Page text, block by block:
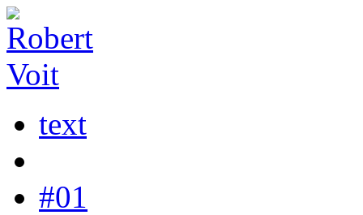
text
#01